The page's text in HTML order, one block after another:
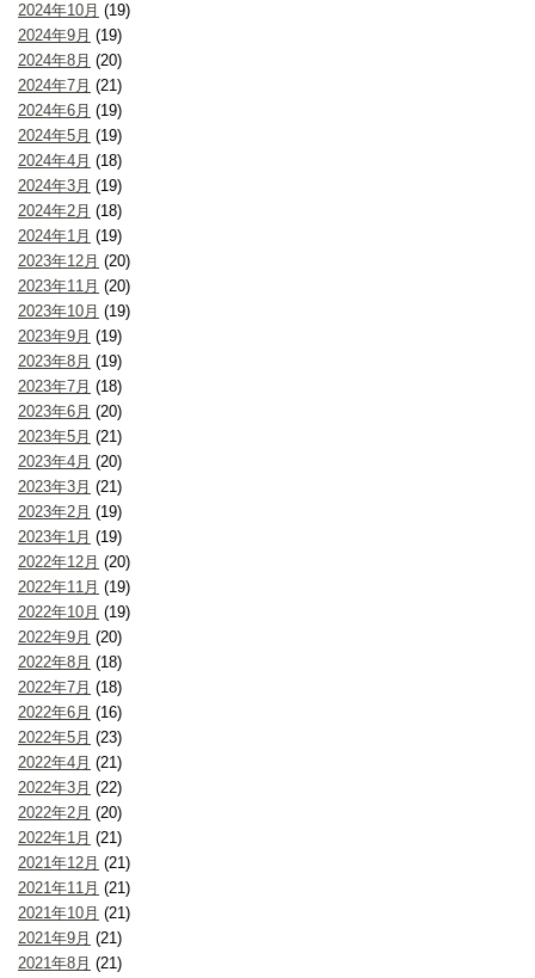
2024年10月 (19)
2024年9月 (19)
2024年8月 (20)
2024年7月 (21)
2024年6月 (19)
2024年5月 (19)
2024年4月 (18)
2024年3月 (19)
2024年2月 (18)
2024年1月 (19)
2023年12月 (20)
2023年11月 (20)
2023年10月 (19)
2023年9月 (19)
2023年8月 (19)
2023年7月 (18)
2023年6月 (20)
2023年5月 (21)
2023年4月 (20)
2023年3月 (21)
2023年2月 (19)
2023年1月 (19)
2022年12月 (20)
2022年11月 (19)
2022年10月 (19)
2022年9月 (20)
2022年8月 (18)
2022年7月 (18)
2022年6月 (16)
2022年5月 (23)
2022年4月 (21)
2022年3月 (22)
2022年2月 (20)
2022年1月 (21)
2021年12月 (21)
2021年11月 (21)
2021年10月 (21)
2021年9月 (21)
2021年8月 (21)